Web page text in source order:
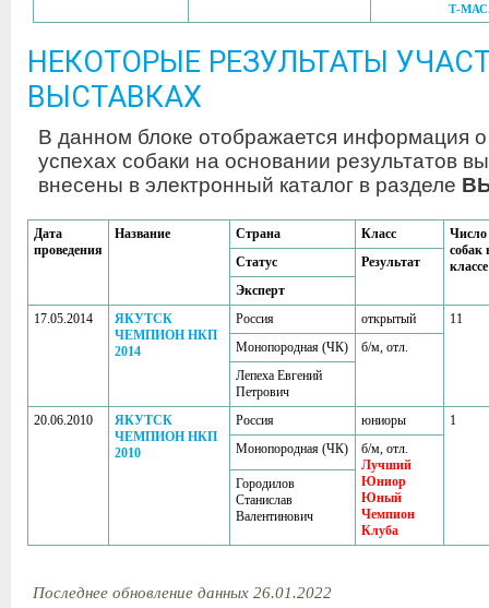
Т-
НЕКОТОРЫЕ РЕЗУЛЬТАТЫ
ВЫСТАВКАХ
В данном блоке отображается информация
успехах собаки на основании результатов
внесены в электронный каталог в разделе
Дата
проведения
Название Страна Класс
Число
собак
классе
Статус
Результат
Эксперт
17.05.2014
ЯКУТСК
ЧЕМПИОН НКП
2014
Россия открытый
11
Монопородная (ЧК)
б/м, отл.
Лепеха Евгений
Петрович
20.06.2010
ЯКУТСК
ЧЕМПИОН НКП
2010
Россия юниоры
1
Монопородная (ЧК)
б/м, отл.
Лучший
Юниор
Юный
Чемпион
Клуба
Городилов
Станислав
Валентинович
Последнее обновление данных 26.01.2022